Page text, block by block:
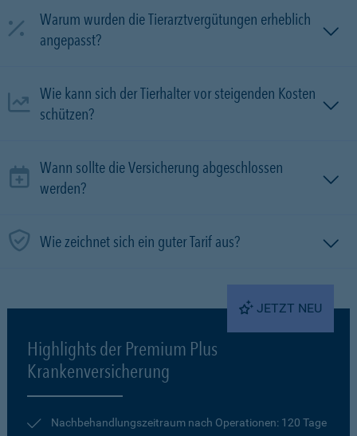
Warum wurden die Tierarztvergütungen erheblich
angepasst?
Wie kann sich der Tierhalter vor steigenden Kosten
schützen?
Wann sollte die Versicherung abgeschlossen
werden?
Wie zeichnet sich ein guter Tarif aus?
JETZT NEU
Highlights der Premium Plus
Krankenversicherung
Nachbehandlungszeitraum nach Operationen: 120 Tage